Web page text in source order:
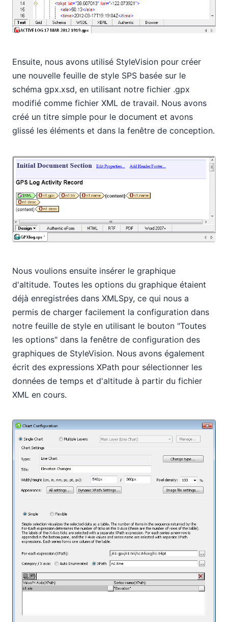
Ensuite, nous avons utilisé StyleVision pour créer
une nouvelle feuille de style SPS basée sur le
schéma gpx.xsd, en utilisant notre fichier .gpx
modifié comme fichier XML de travail. Nous avons
créé un titre simple pour le document et avons
glissé les éléments et dans la fenêtre de conception.
Nous voulions ensuite insérer le graphique
d'altitude. Toutes les options du graphique étaient
déjà enregistrées dans XMLSpy, ce qui nous a
permis de charger facilement la configuration dans
notre feuille de style en utilisant le bouton "Toutes
les options" dans la fenêtre de configuration des
graphiques de StyleVision. Nous avons également
écrit des expressions XPath pour sélectionner les
données de temps et d'altitude à partir du fichier
XML en cours.